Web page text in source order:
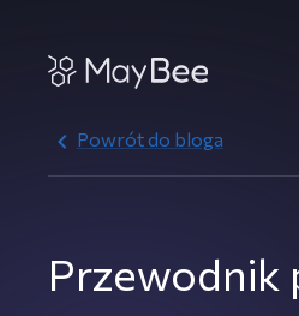
Powrót do bloga
Przewodnik